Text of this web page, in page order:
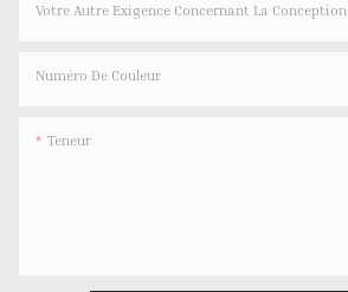
Votre Autre Exigence Concernant La Conception
Numéro De Couleur
Teneur